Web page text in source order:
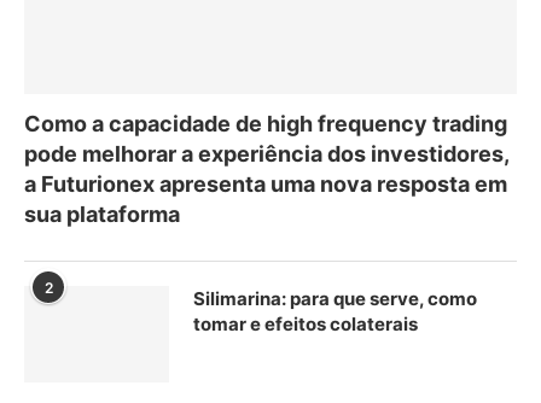
Como a capacidade de high frequency trading
pode melhorar a experiência dos investidores,
a Futurionex apresenta uma nova resposta em
sua plataforma
2
Silimarina: para que serve, como
tomar e efeitos colaterais